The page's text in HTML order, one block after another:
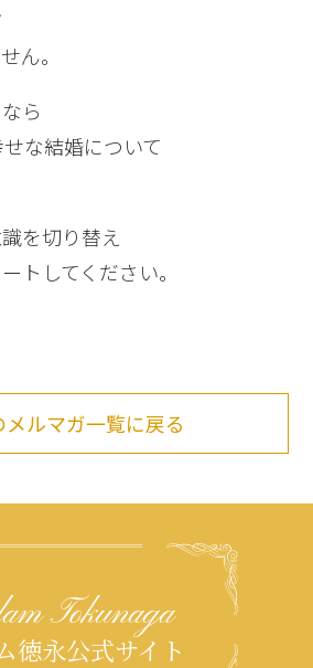
ん。
ら
な結婚について
を切り替え
トしてください。
ルマガ一覧に戻る
Tokunaga
徳永公式サイト